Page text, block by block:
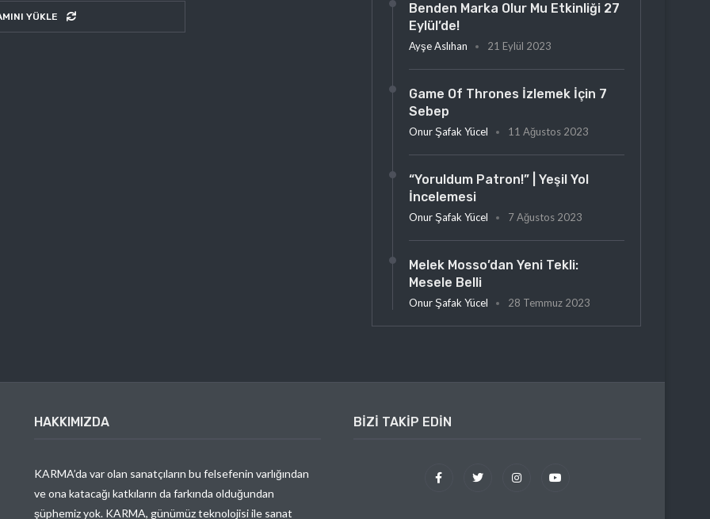
YÜKLE
Benden Marka Olur Mu Etkinliği 27
Eylül’de!
Ayşe Aslıhan 21 Eylül 2023
Game Of Thrones İzlemek İçin 7
Sebep
Onur Şafak Yücel 11 Ağustos 2023
“Yoruldum Patron!” | Yeşil Yol
İncelemesi
Onur Şafak Yücel 7 Ağustos 2023
Melek Mosso’dan Yeni Tekli:
Mesele Belli
Onur Şafak Yücel 28 Temmuz 2023
HAKKIMIZDA
KARMA’da var olan sanatçıların bu felsefenin varlığından
ve ona katacağı katkıların da farkında olduğundan
şüphemiz yok. KARMA, günümüz teknolojisi ile sanat
BIZI TAKIP EDIN